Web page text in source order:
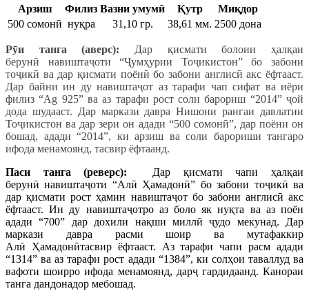
Арзиш Филиз Вазни умумӣ Қутр
Миқдор
500 сомонӣ нуқра 31,10 гр. 38,61 мм. 2500 дона
Рӯи танга (аверс): Дар қисмати болоии ҳалқаи
берунӣ навиштаҷоти “Ҷумҳурии Тоҷикистон” бо забони
тоҷикӣ ва дар қисмати поёнӣ бо забони англисӣ акс ёфтааст.
Дар байни ин ду навиштаҷот аз тарафи чап сифат ва иёри
филиз “Ag 925” ва аз тарафи рост соли барориш “2014” ҷой
дода шудааст. Дар маркази давра Нишони рангаи давлатии
Тоҷикистон ва дар зери он адади “500 сомонӣ”, дар поёни он
бошад, адади “2014”, ки арзиш ва соли барориши тангаро
ифода менамоянд, тасвир ёфтаанд.
Паси танга (реверс): Дар қисмати чапи ҳалқаи
берунӣ навиштаҷоти “Алӣ Ҳамадонӣ” бо забони тоҷикӣ ва
дар қисмати рост ҳамин навиштаҷот бо забони англисӣ акс
ёфтааст. Ин ду навиштаҷотро аз боло як нуқта ва аз поён
адади “700” дар дохили нақши миллӣ ҷудо мекунад. Дар
маркази давра расми шоир ва мутафаккир
Алӣ Ҳамадонӣтасвир ёфтааст. Аз тарафи чапи расм адади
“1314” ва аз тарафи рост адади “1384”, ки солҳои таваллуд ва
вафоти шоирро ифода менамоянд, дарҷ гардидаанд. Канораи
танга дандонадор мебошад.